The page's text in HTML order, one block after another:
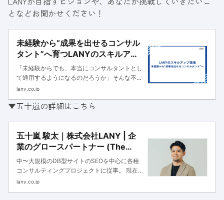
となどお聞かせください！
未経験から“成果を出せるコンサル
タント”へ育つLANYのスキルアッ
プ環境｜株式会社LANY | 企業のグ
ロースパートナー (The Growth
Partner)
「未経験からでも、本当にコンサルタントとし
て通用するようになるのだろうか」そんな不安
を抱えてLANYに入社したメンバーの多くが、
し続けています。着実な成長の背景には、本人
lany.co.jp
▼五十嵐の詳細はこちら
五十嵐 駿太｜株式会社LANY | 企
業のグロースパートナー (The
Growth Partner)
中〜大規模のDB型サイトのSEOを中心に各種
コンサルティングプロジェクトに従事。 現在
はDB型サイトSEOコンサルティングユニット
lany.co.jp